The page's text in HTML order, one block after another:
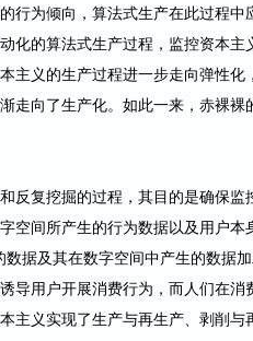
行为倾向，算法式生产在此过程中
化的算法式生产过程，监控资本主
主义的生产过程进一步走向弹性化
走向了生产化。如此一来，赤裸裸
反复挖掘的过程，其目的是确保监
空间所产生的行为数据以及用户本
据及其在数字空间中产生的数据
导用户开展消费行为，而人们在消
主义实现了生产与再生产、剥削与